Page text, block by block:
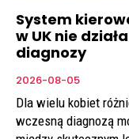
System
w UK nie
diagnozy
2026-08-05
Dla wielu kobiet
wczesną diagnozą